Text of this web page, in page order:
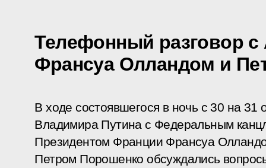
Телефонный разговор с
Франсуа Олландом и
В ходе состоявшегося в ночь с 30 на 31
Владимира Путина с Федеральным
Президентом Франции Франсуа
Петром Порошенко обсуждались